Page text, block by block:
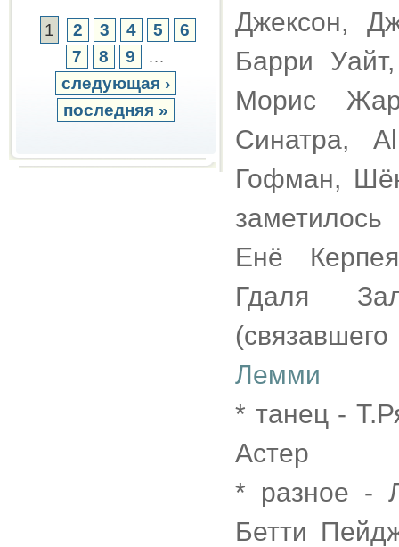
1 2 3 4 5
6
7
8 9
…
следующая ›
последняя »
Джексон,
Барри
Морис
Синатра,
Гофман,
Енё
Гдаля
Лемми
* танец -
Астер
* разное -
Бетти